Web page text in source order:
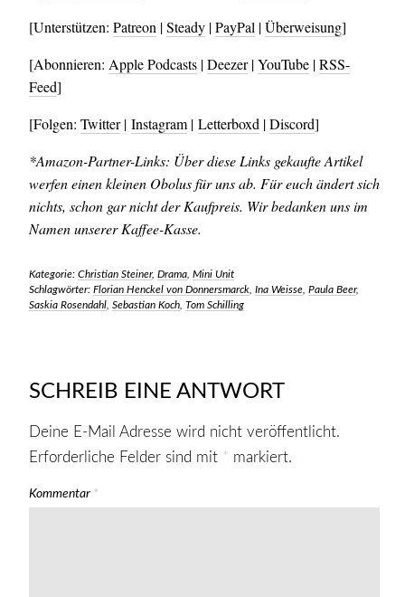
[Unterstützen: Patreon |Steady|PayPal |Überweisung]
[Abonnieren: Apple Podcasts|Deezer|YouTube|RSS-
Feed]
[Folgen: Twitter| Instagram| Letterboxd |Discord]
*Amazon-Partner-Links: Über diese Links gekaufte Artikel
werfen einen kleinen Obolus für uns ab. Für euch ändert sich
nichts, schon gar nicht der Kaufpreis. Wir bedanken uns im
Namen unserer Kaffee-Kasse.
Kategorie: Christian Steiner, Drama, Mini Unit
Schlagwörter: Florian Henckel von Donnersmarck, Ina Weisse, Paula Beer,
Saskia Rosendahl, Sebastian Koch, Tom Schilling
SCHREIB EINE ANTWORT
Deine E-Mail Adresse wird nicht veröffentlicht.
Erforderliche Felder sind mit * markiert.
Kommentar *